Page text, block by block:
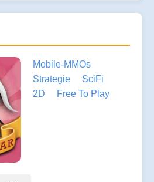
Mobile-MMOs
Strategie
SciFi
2D
Free To Play